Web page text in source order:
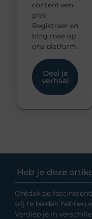
content een
plek.
Registreer en
blog mee op
ons platform.
Deel je
verhaal
Heb je deze
Ontdek de
wij te bieden hebben
Verdiep je in